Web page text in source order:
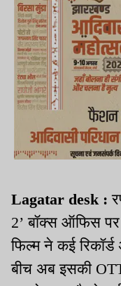
Lagatar desk :
2’ बॉक्स ऑफिस पर
फिल्म ने कई
बीच अब इसकी